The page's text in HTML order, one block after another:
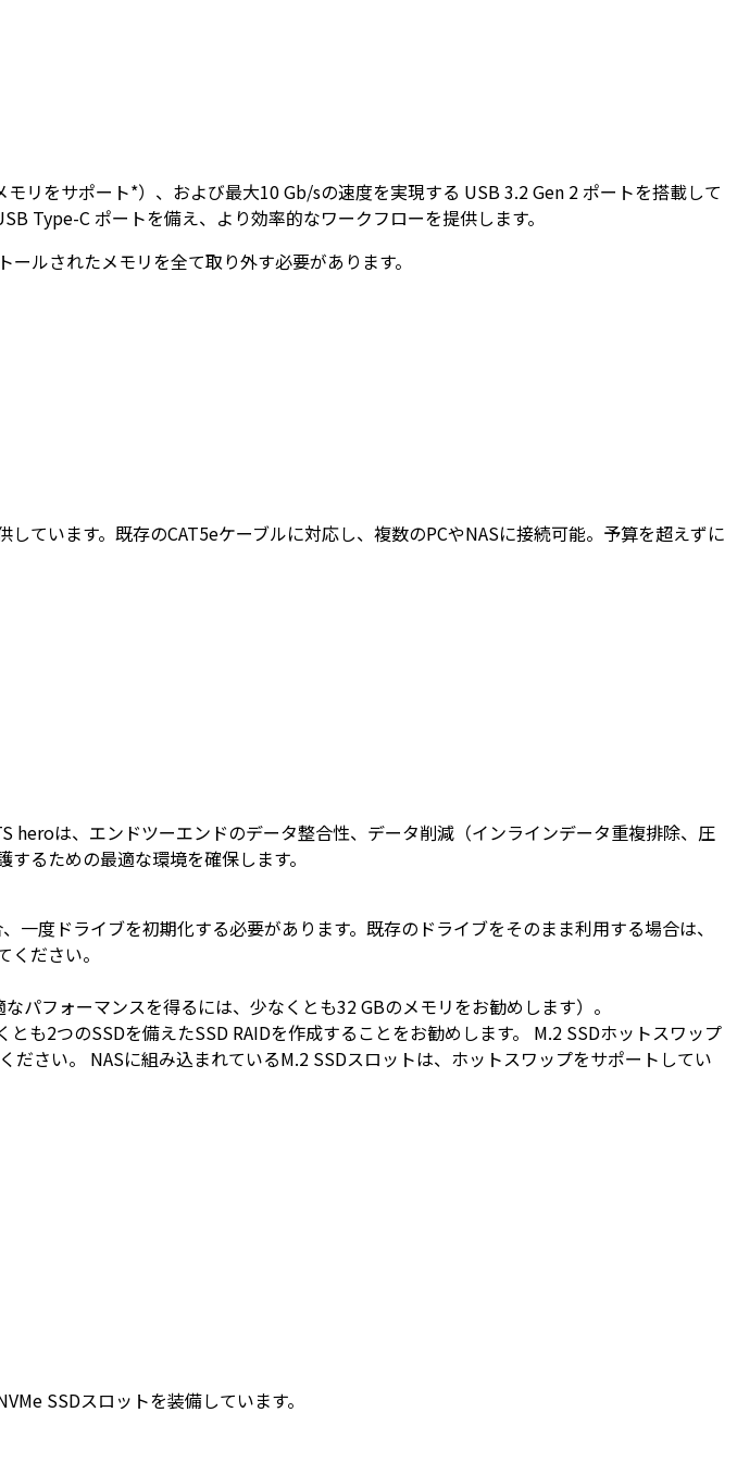
リをサポート*）、および最大10 Gb/sの速度を実現する USB 3.2 Gen 2 ポートを搭載して
Type-C ポートを備え、より効率的なワークフローを提供します。
ルされたメモリを全て取り外す必要があります。
ています。既存のCAT5eケーブルに対応し、複数のPCやNASに接続可能。予算を超えずに
heroは、エンドツーエンドのデータ整合性、データ削減（インラインデータ重複排除、圧
るための最適な環境を確保します。
度ドライブを初期化する必要があります。既存のドライブをそのまま利用する場合は、
ださい。
パフォーマンスを得るには、少なくとも32 GBのメモリをお勧めします）。
2つのSSDを備えたSSD RAIDを作成することをお勧めします。 M.2 SSDホットスワップ
さい。 NASに組み込まれているM.2 SSDスロットは、ホットスワップをサポートしてい
SSDスロットを装備しています。